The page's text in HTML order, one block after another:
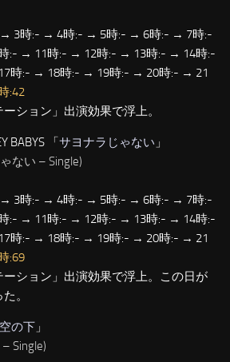
3時:- → 4時:- → 5時:- → 6時:- → 7時:-
:- → 11時:- → 12時:- → 13時:- → 14時:-
時:- → 18時:- → 19時:- → 20時:- → 21
:42
ション」出演効果で浮上。
BABYS 「サヨナラじゃない 」
ない – Single)
3時:- → 4時:- → 5時:- → 6時:- → 7時:-
:- → 11時:- → 12時:- → 13時:- → 14時:-
時:- → 18時:- → 19時:- → 20時:- → 21
:69
ーション」出演効果で浮上。この日が
。
の下 」
Single)